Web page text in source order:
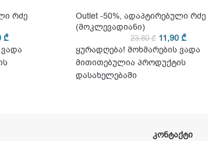
რძე
₾
Outlet -50%, ადაპტირებული რძე
(მოკლევადიანი)
23,80₾ 11,90₾
ყურადღება! მოხმარების ვადა
მითითებულია პროდუქტის
დასახელებაში
ᲙᲝᲜᲢᲐᲥᲢᲘ